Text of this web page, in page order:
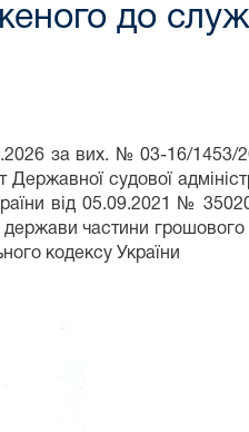
до
за вих. № 03-16/
судової
від 05.09.2021 №
держави частини
кодексу України